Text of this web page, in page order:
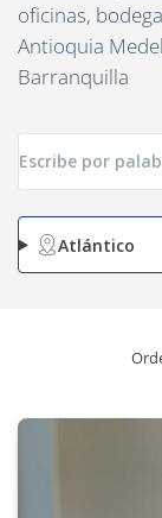
oficinas,
Antioquia
Barranquilla
Atlántico